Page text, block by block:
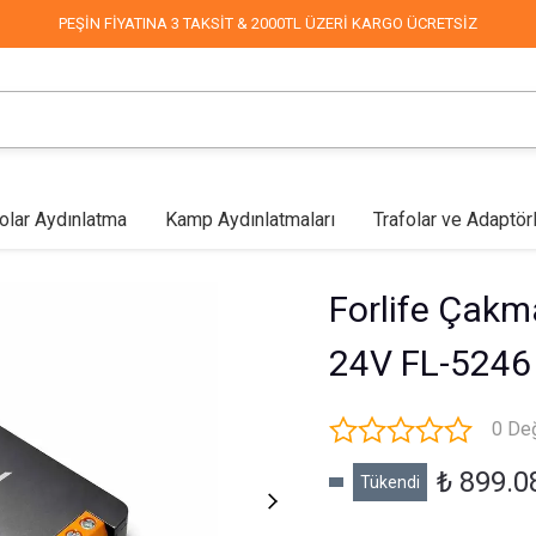
PEŞİN FİYATINA 3 TAKSİT & 2000TL ÜZERİ KARGO ÜCRETSİZ
Aydınlatma Kamp Aydınlatmaları Trafolar ve
Forlife
24V FL-5246
0
Tükendi ₺